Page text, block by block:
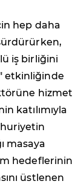
hep daha
iş birliğini
etkinliğinde
hizmet
katılımıyla
masaya
hedeflerinin
üstlenen